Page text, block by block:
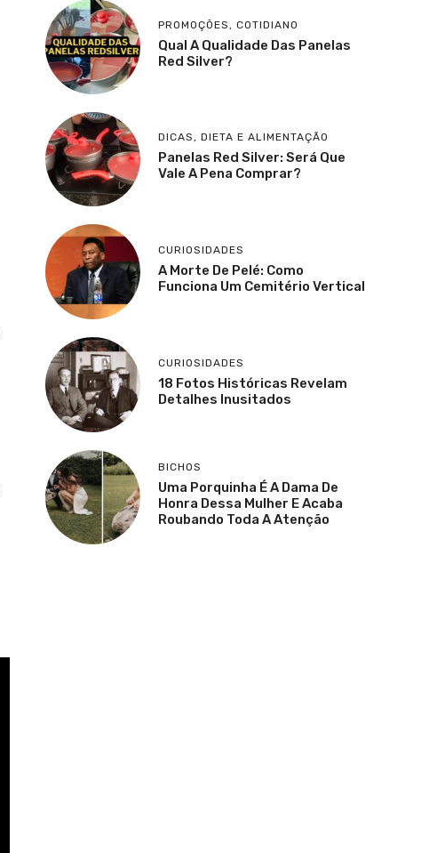
PROMOÇÕES , COTIDIANO
Qual A Qualidade Das Panelas
Red Silver?
DICAS, DIETA E ALIMENTAÇÃO
Panelas Red Silver: Será Que
Vale A Pena Comprar?
CURIOSIDADES
A Morte De Pelé: Como
Funciona Um Cemitério Vertical
CURIOSIDADES
18 Fotos Históricas Revelam
Detalhes Inusitados
BICHOS
Uma Porquinha É A Dama De
Honra Dessa Mulher E Acaba
Roubando Toda A Atenção